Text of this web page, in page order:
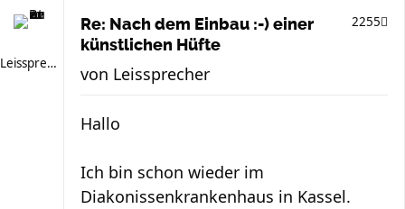
Leissprecher
Re: Nach dem Einbau :-) einer
künstlichen Hüfte
2255
von Leissprecher
Hallo
Ich bin schon wieder im
Diakonissenkrankenhaus in Kassel.